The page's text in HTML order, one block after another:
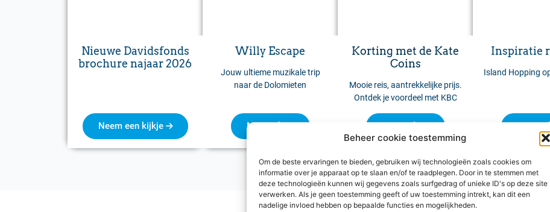
Beheer cookie toestemming
Om de beste ervaringen te bieden, gebruiken wij technologieën zoals cookies om
informatie over je apparaat op te slaan en/of te raadplegen. Door in te stemmen met
deze technologieën kunnen wij gegevens zoals surfgedrag of unieke ID's op deze site
verwerken. Als je geen toestemming geeft of uw toestemming intrekt, kan dit een
nadelige invloed hebben op bepaalde functies en mogelijkheden.
Nieuwe Davidsfonds
brochure najaar 2026
Neem een kijkje
Willy Escape
Jouw ultieme muzikale trip
naar de Dolomieten
Meer info
Korting met de Kate
Coins
Mooie reis, aantrekkelijke prijs.
Ontdek je voordeel met KBC
Meer info
Inspiratie
Island Hopping
Meer